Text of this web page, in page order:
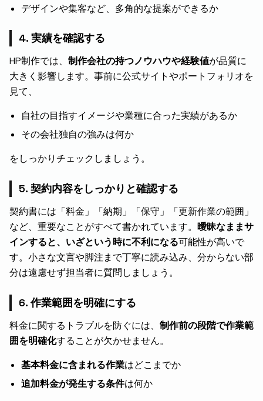
デザインや集客など、多角的な提案ができるか
4. 実績を確認する
HP制作では、 制作会社の持つノウハウや経験値が品質に
大きく影響します。事前に公式サイトやポートフォリオを
見て、
自社の目指すイメージや業種に合った実績があるか
その会社独自の強みは何か
をしっかりチェックしましょう。
5. 契約内容をしっかりと確認する
契約書には「料金」「納期」「保守」「更新作業の範囲」
など、重要なことがすべて書かれています。 曖昧なままサ
インすると、いざという時に不利になる可能性が高いで
す。小さな文言や脚注まで丁寧に読み込み、分からない部
分は遠慮せず担当者に質問しましょう。
6. 作業範囲を明確にする
料金に関するトラブルを防ぐには、 制作前の段階で作業範
囲を明確化することが欠かせません。
基本料金に含まれる作業はどこまでか
追加料金が発生する条件は何か